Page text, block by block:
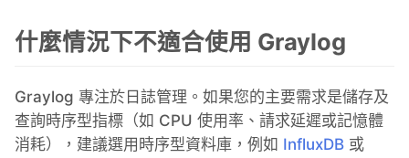
什麼情況下不適合使用 Graylog
Graylog 專注於日誌管理。如果您的主要需求是儲存及
查詢時序型指標（如 CPU 使用率、請求延遲或記憶體
消耗），建議選用時序型資料庫，例如 InfluxDB 或